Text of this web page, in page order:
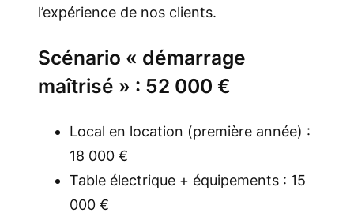
l’expérience de nos clients.
Scénario « démarrage
maîtrisé » : 52 000 €
Local en location (première année) :
18 000 €
Table électrique + équipements : 15
000 €